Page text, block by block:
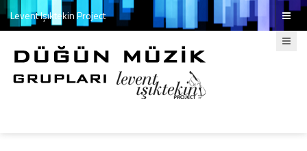
Levent Işıktekin Project